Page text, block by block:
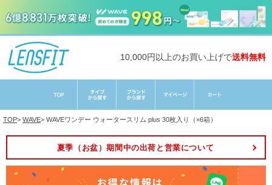
10,000円以上のお買い上げで送料無料
TOP> WAVE> WAVEワンデー ウォータースリム plus 30枚入り（×6箱）
夏季（お盆）期間中の出荷と営業について